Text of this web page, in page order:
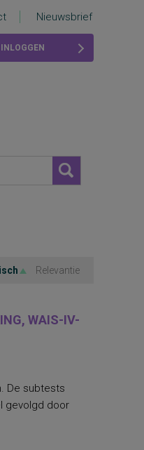
Nieuwsbrief
INLOGGEN
Relevantie
WAIS-IV-
De subtests
gevolgd door